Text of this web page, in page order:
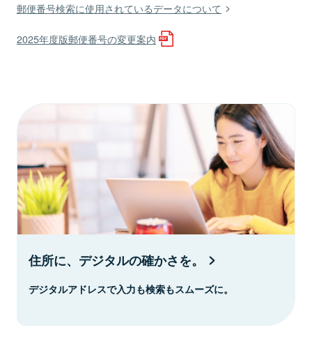
郵便番号検索に使用されているデータについて
2025年度版郵便番号の変更案内
住所に、デジタルの確かさを。
デジタルアドレスで入力も検索もスムーズに。